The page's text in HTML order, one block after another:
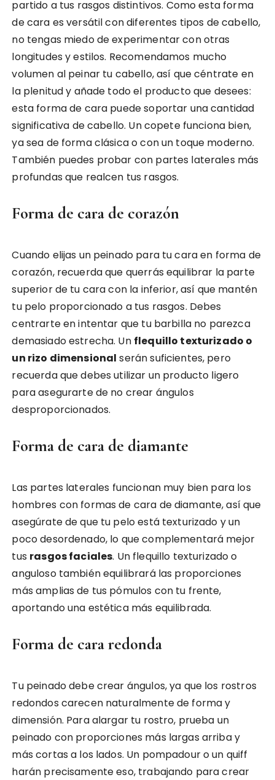
partido a tus rasgos distintivos. Como esta forma
de cara es versátil con diferentes tipos de cabello,
no tengas miedo de experimentar con otras
longitudes y estilos. Recomendamos mucho
volumen al peinar tu cabello, así que céntrate en
la plenitud y añade todo el producto que desees:
esta forma de cara puede soportar una cantidad
significativa de cabello. Un copete funciona bien,
ya sea de forma clásica o con un toque moderno.
También puedes probar con partes laterales más
profundas que realcen tus rasgos.
Forma de cara de corazón
Cuando elijas un peinado para tu cara en forma de
corazón, recuerda que querrás equilibrar la parte
superior de tu cara con la inferior, así que mantén
tu pelo proporcionado a tus rasgos. Debes
centrarte en intentar que tu barbilla no parezca
demasiado estrecha. Un flequillo texturizado o
un rizo dimensional serán suficientes, pero
recuerda que debes utilizar un producto ligero
para asegurarte de no crear ángulos
desproporcionados.
Forma de cara de diamante
Las partes laterales funcionan muy bien para los
hombres con formas de cara de diamante, así que
asegúrate de que tu pelo está texturizado y un
poco desordenado, lo que complementará mejor
tus rasgos faciales. Un flequillo texturizado o
anguloso también equilibrará las proporciones
más amplias de tus pómulos con tu frente,
aportando una estética más equilibrada.
Forma de cara redonda
Tu peinado debe crear ángulos, ya que los rostros
redondos carecen naturalmente de forma y
dimensión. Para alargar tu rostro, prueba un
peinado con proporciones más largas arriba y
más cortas a los lados. Un pompadour o un quiff
harán precisamente eso, trabajando para crear